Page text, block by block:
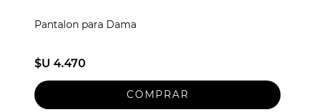
Pantalon para Dama
$U 4.470